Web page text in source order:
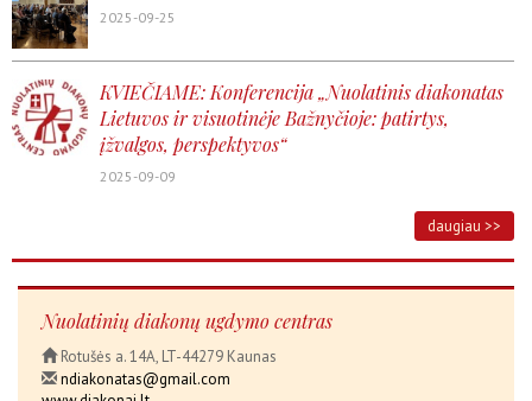
2025-09-25
KVIEČIAME: Konferencija „Nuolatinis diakonatas
Lietuvos ir visuotinėje Bažnyčioje: patirtys,
įžvalgos, perspektyvos“
2025-09-09
daugiau >>
Nuolatinių diakonų ugdymo centras
Rotušės a. 14A, LT-44279 Kaunas
ndiakonatas@gmail.com